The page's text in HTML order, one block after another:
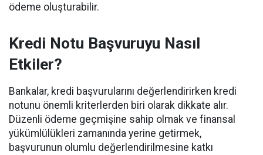
ödeme oluşturabilir.
Kredi Notu Başvuruyu Nasıl
Etkiler?
Bankalar, kredi başvurularını değerlendirirken kredi
notunu önemli kriterlerden biri olarak dikkate alır.
Düzenli ödeme geçmişine sahip olmak ve finansal
yükümlülükleri zamanında yerine getirmek,
başvurunun olumlu değerlendirilmesine katkı